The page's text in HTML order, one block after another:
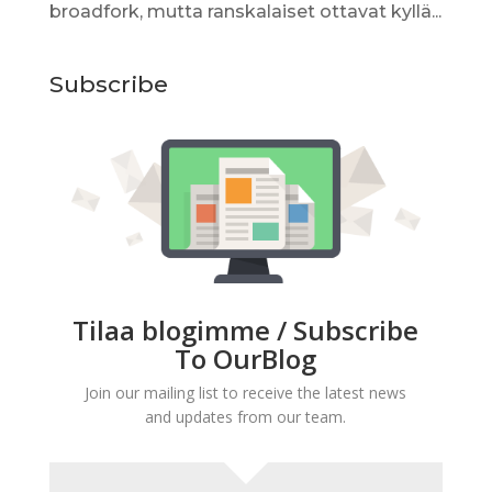
broadfork, mutta ranskalaiset ottavat kyllä...
Subscribe
Tilaa blogimme / Subscribe
To OurBlog
Join our mailing list to receive the latest news
and updates from our team.